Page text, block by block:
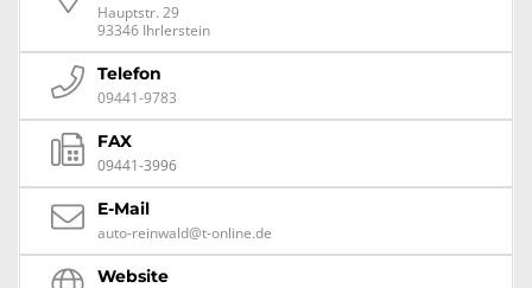
Hauptstr. 29
93346 Ihrlerstein
Telefon
09441-9783
FAX
09441-3996
E-Mail
auto-reinwald@t-online.de
Website